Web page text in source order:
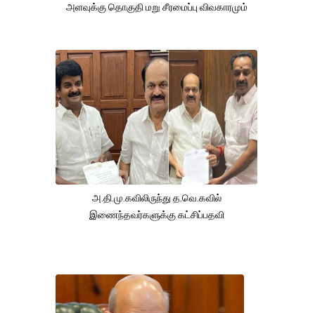
அளவுக்கு தொகுதி மறு சீரமைப்பு விவகாரமும்
அ.தி.மு.கவிலிருந்து த.வெ.கவில்
இணைந்தவர்களுக்கு கட்சிப்பதவி